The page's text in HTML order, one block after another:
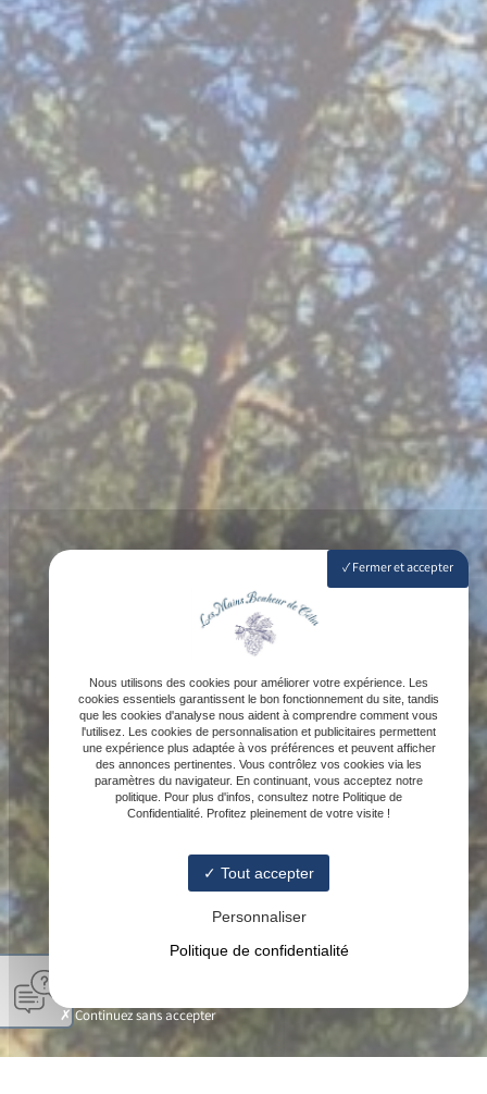
Fermer et accepter
Nous utilisons des cookies pour améliorer votre expérience. Les
cookies essentiels garantissent le bon fonctionnement du site, tandis
que les cookies d'analyse nous aident à comprendre comment vous
l'utilisez. Les cookies de personnalisation et publicitaires permettent
une expérience plus adaptée à vos préférences et peuvent afficher
des annonces pertinentes. Vous contrôlez vos cookies via les
paramètres du navigateur. En continuant, vous acceptez notre
politique. Pour plus d'infos, consultez notre Politique de
Confidentialité. Profitez pleinement de votre visite !
Tout accepter
Personnaliser
Politique de confidentialité
Continuez sans accepter